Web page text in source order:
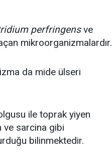
perfringensve
mikroorganizmalardır.
da mide ülseri
ile toprak yiyen
ve sarcina gibi
bilinmektedir.